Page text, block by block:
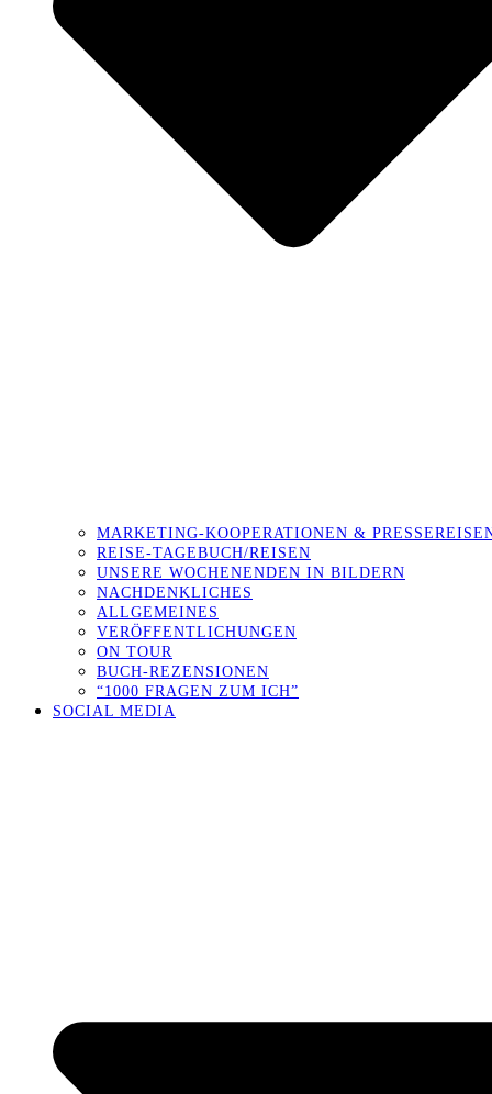
MARKETING-KOOPERATIONEN &
REISE-TAGEBUCH/REISEN
UNSERE WOCHENENDEN IN BILDERN
NACHDENKLICHES
ALLGEMEINES
VERÖFFENTLICHUNGEN
ON TOUR
BUCH-REZENSIONEN
“1000 FRAGEN ZUM ICH”
SOCIAL MEDIA